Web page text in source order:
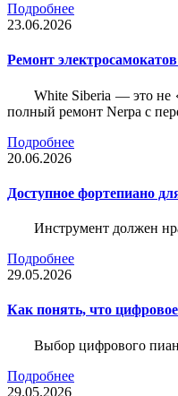
Подробнее
23.06.2026
Ремонт
White Siberia — это не
полный ремонт Nerpa с
Подробнее
20.06.2026
Доступное фортепиано
Инструмент должен
Подробнее
29.05.2026
Как понять, что
Выбор цифрового
Подробнее
29.05.2026